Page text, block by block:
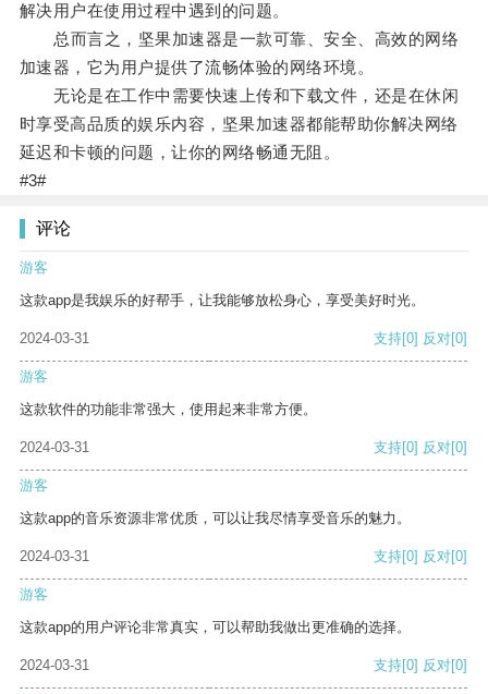
解决用户在使用过程中遇到的问题。
总而言之，坚果加速器是一款可靠、安全、高效的网络
加速器，它为用户提供了流畅体验的网络环境。
无论是在工作中需要快速上传和下载文件，还是在休闲
时享受高品质的娱乐内容，坚果加速器都能帮助你解决网络
延迟和卡顿的问题，让你的网络畅通无阻。
#3#
评论
游客
这款app是我娱乐的好帮手，让我能够放松身心，享受美好时光。
2024-03-31 支持[0] 反对[0]
游客
这款软件的功能非常强大，使用起来非常方便。
2024-03-31 支持[0] 反对[0]
游客
这款app的音乐资源非常优质，可以让我尽情享受音乐的魅力。
2024-03-31 支持[0] 反对[0]
游客
这款app的用户评论非常真实，可以帮助我做出更准确的选择。
2024-03-31 支持[0] 反对[0]